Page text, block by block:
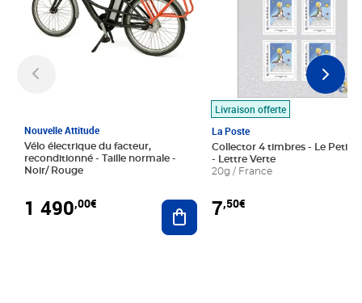
Nouvelle Attitude
Vélo électrique du facteur,
reconditionné - Taille normale -
Noir/ Rouge
1 490,00€ Ajouter au panier
Livraison offerte
La Poste
Collector 4 timbres - Le Petit
- Lettre Verte
20g / France
7,50€